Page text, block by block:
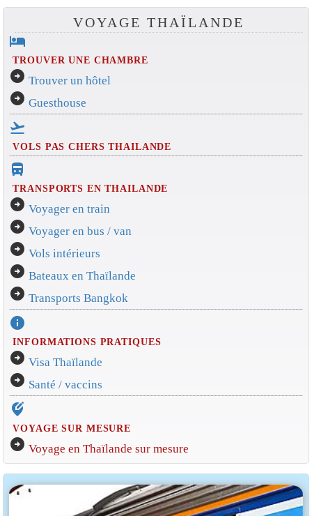
VOYAGE THAÏLANDE
hotel
TROUVER UNE CHAMBRE
arrow_circle_right Trouver un hôtel
arrow_circle_right Guesthouse
flight_takeoff
VOLS PAS CHERS THAILANDE
directions_bus_filled
TRANSPORTS EN THAILANDE
arrow_circle_right Voyager en train
arrow_circle_right Voyager en bus / van
arrow_circle_right Vols intérieurs
arrow_circle_right Bateaux en Thaïlande
arrow_circle_right Transports Bangkok
info
INFORMATIONS PRATIQUES
arrow_circle_right Visa Thaïlande
arrow_circle_right Santé / vaccins
edit_location_alt
VOYAGE SUR MESURE
arrow_circle_right Voyage en Thaïlande sur mesure